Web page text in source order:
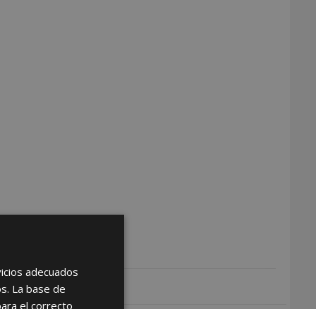
adecuados
La base de
el correcto